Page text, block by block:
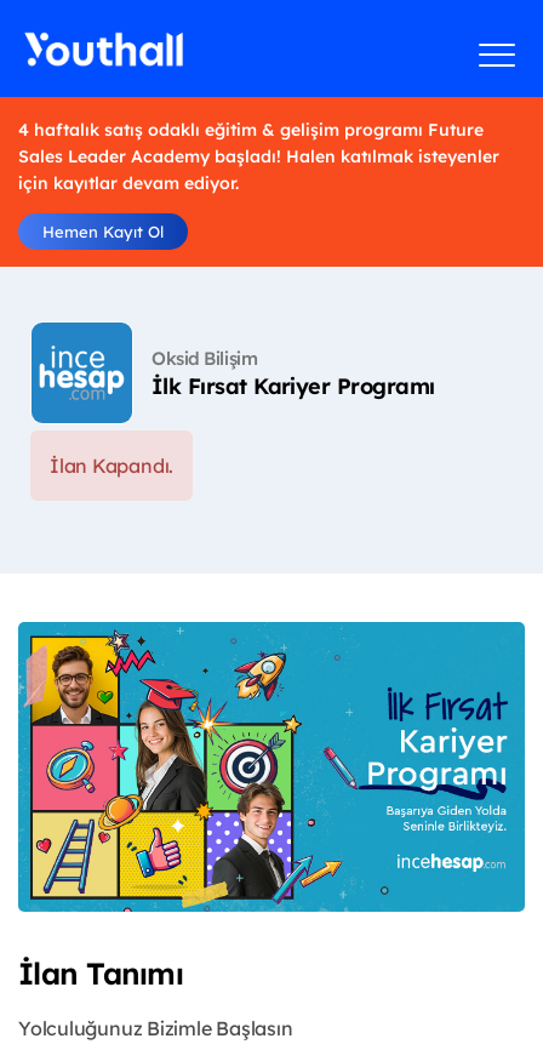
4 haftalık satış odaklı eğitim & gelişim programı Future
Sales Leader Academy başladı! Halen katılmak isteyenler
için kayıtlar devam ediyor.
Hemen Kayıt Ol
Oksid Bilişim
İlk Fırsat Kariyer Programı
İlan Kapandı.
İlan Tanımı
Yolculuğunuz Bizimle Başlasın